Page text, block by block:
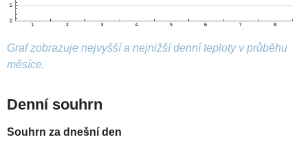
Graf zobrazuje nejvyšší a nejnižší denní teploty v průběhu
měsíce.
Denní souhrn
Souhrn za dnešní den